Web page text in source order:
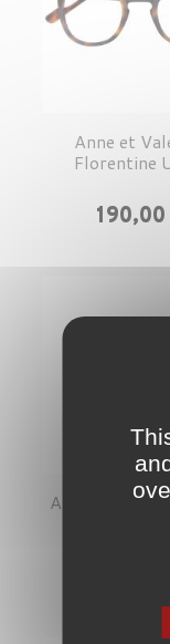
Anne et
Florentine
Prix
Anne et